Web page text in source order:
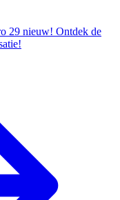
29 nieuw! Ontdek de